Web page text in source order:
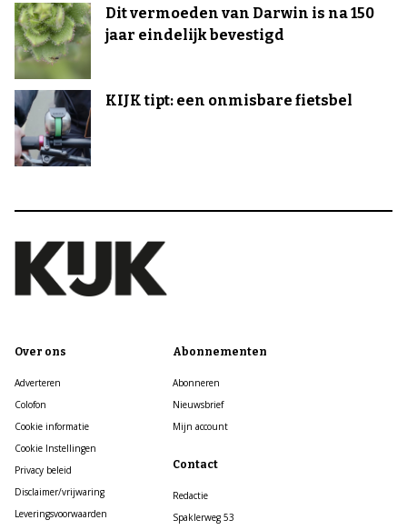
Dit vermoeden van Darwin is na 150
jaar eindelijk bevestigd
KIJK tipt: een onmisbare fietsbel
Over ons
Adverteren
Colofon
Cookie informatie
Cookie Instellingen
Privacy beleid
Disclaimer/vrijwaring
Leveringsvoorwaarden
Abonnementen
Abonneren
Nieuwsbrief
Mijn account
Contact
Redactie
Spaklerweg 53